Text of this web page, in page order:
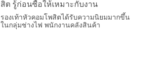
สิต รู้ก่อนซื้อให้เหมาะกับงาน
รองเท้าหัวคอมโพสิตได้รับความนิยมมากขึ้น
ในกลุ่มช่างไฟ พนักงานคลังสินค้า